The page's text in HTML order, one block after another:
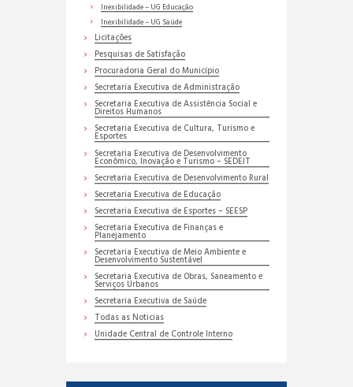
Inexibilidade – UG Educação
Inexibilidade – UG Saúde
Licitações
Pesquisas de Satisfação
Procuradoria Geral do Município
Secretaria Executiva de Administração
Secretaria Executiva de Assistência Social e
Direitos Humanos
Secretaria Executiva de Cultura, Turismo e
Esportes
Secretaria Executiva de Desenvolvimento
Econômico, Inovação e Turismo – SEDEIT
Secretaria Executiva de Desenvolvimento Rural
Secretaria Executiva de Educação
Secretaria Executiva de Esportes – SEESP
Secretaria Executiva de Finanças e
Planejamento
Secretaria Executiva de Meio Ambiente e
Desenvolvimento Sustentável
Secretaria Executiva de Obras, Saneamento e
Serviços Urbanos
Secretaria Executiva de Saúde
Todas as Noticias
Unidade Central de Controle Interno